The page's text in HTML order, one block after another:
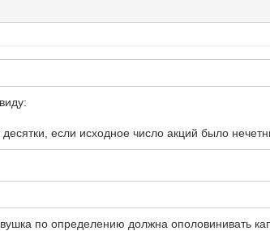
если исходное число акций было
по определению должна ополовинивать